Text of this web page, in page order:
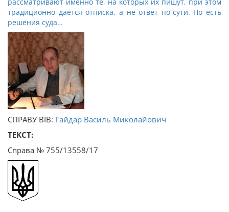
традиционно даётся отписка, а не ответ по-сути. Но есть
решения суда…
СПРАВУ ВІВ: Гайдар Василь Миколайович
ТЕКСТ:
Справа № 755/13558/17